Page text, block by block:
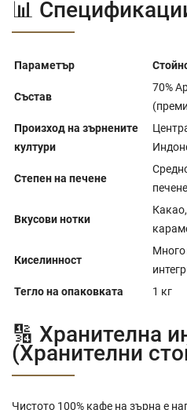
📊
Параметър
Състав
70%
Произход на зърнените
култури
Степен на печене
Вкусови нотки
Киселинност
Много
Тегло на опаковката
1 кг
🔢 Хранителна
(Хранителни
Чистото 100% кафе на зърна е